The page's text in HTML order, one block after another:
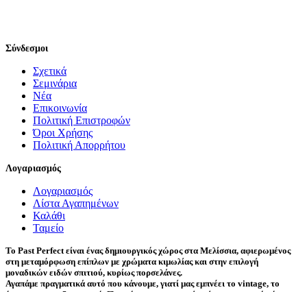
Σύνδεσμοι
Σχετικά
Σεμινάρια
Νέα
Επικοινωνία
Πολιτική Επιστροφών
Όροι Χρήσης
Πολιτική Απορρήτου
Λογαριασμός
Λογαριασμός
Λίστα Αγαπημένων
Καλάθι
Ταμείο
Το Past Perfect είναι ένας δημιουργικός χώρος στα Μελίσσια, αφιερωμένος
στη μεταμόρφωση επίπλων με χρώματα κιμωλίας και στην επιλογή
μοναδικών ειδών σπιτιού, κυρίως πορσελάνες.
Αγαπάμε πραγματικά αυτό που κάνουμε, γιατί μας εμπνέει το vintage, το